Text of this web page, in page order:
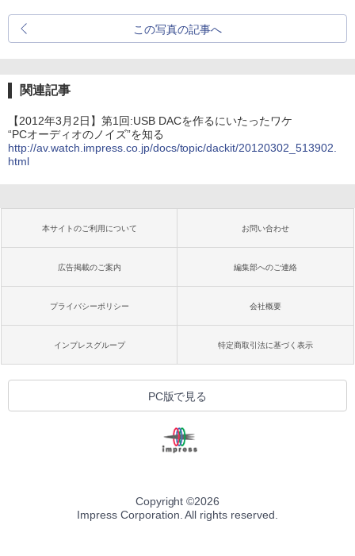
この写真の記事へ
関連記事
【2012年3月2日】第1回:USB DACを作るにいたったワケ
“PCオーディオのノイズ”を知る
http://av.watch.impress.co.jp/docs/topic/dackit/20120302_513902.
html
本サイトのご利用について お問い合わせ
広告掲載のご案内 編集部へのご連絡
プライバシーポリシー 会社概要
インプレスグループ 特定商取引法に基づく表示
PC版で見る
Copyright ©2026
Impress Corporation. All rights reserved.